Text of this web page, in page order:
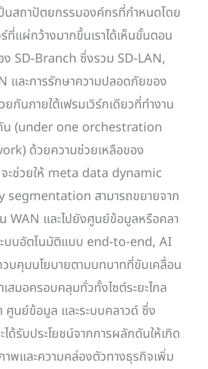
นสถาปัตยกรรมองค์กรที่กำหนดโดย
ที่แผ่กว้างมากขึ้นเราได้เห็นขั้นตอน
SD-Branch ซึ่งรวม SD-LAN,
และการรักษาความปลอดภัยของ
ยกันภายใต้เฟรมเวิร์กเดียวที่ทำงาน
น (under one orchestration
ด้วยความช่วยเหลือของ
ะช่วยให้ meta data dynamic
segmentation สามารถขยายจาก
WAN และไปยังศูนย์ข้อมูลหรือคลา
บบอัตโนมัติแบบ end-to-end, AI
วบคุมนโยบายตามบทบาทที่ขับเคลื่อน
เสมอครอบคลุมทั่วทั้งไซต์ระยะไกล
ศูนย์ข้อมูล และระบบคลาวด์ ซึ่ง
ได้รับประโยชน์จากการผลักดันให้เกิด
าพและความคล่องตัวทางธุรกิจเพิ่ม